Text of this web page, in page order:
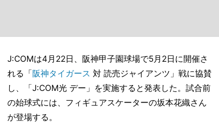
J:COMは4月22日、阪神甲子園球場で5月2日に開催さ
れる「 阪神タイガース 対 読売ジャイアンツ」戦に協賛
し、「J:COM光 デー」を実施すると発表した。試合前
の始球式には、フィギュアスケーターの坂本花織さん
が登場する。